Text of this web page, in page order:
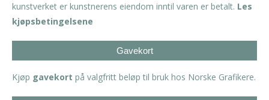
kunstverket er kunstnerens eiendom inntil varen er betalt. Les
kjøpsbetingelsene
Gavekort
Kjøp gavekort på valgfritt beløp til bruk hos Norske Grafikere.